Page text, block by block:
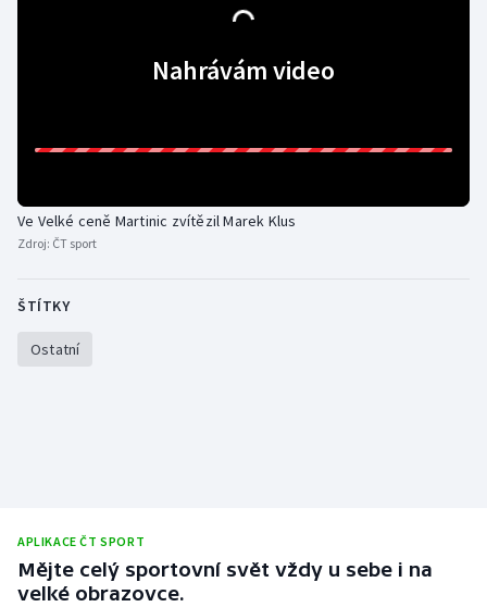
Jezdectví
Motorsport
Olympijské hry
Nahrávám video
Ve Velké ceně Martinic zvítězil Marek Klus
Zdroj: ČT sport
ŠTÍTKY
Ostatní
APLIKACE ČT SPORT
Mějte celý sportovní svět vždy u sebe i na
velké obrazovce.